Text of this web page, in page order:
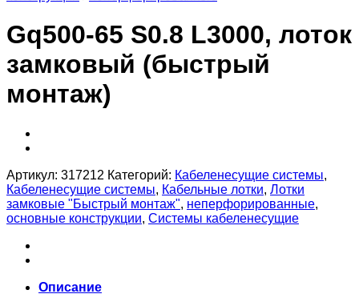
Gq500-65 S0.8 L3000, лоток
замковый (быстрый
монтаж)
Артикул: 317212 Категорий: Кабеленесущие системы,
Кабеленесущие системы, Кабельные лотки, Лотки
замковые "Быстрый монтаж", неперфорированные,
основные конструкции, Системы кабеленесущие
Описание